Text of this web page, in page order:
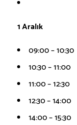
1 Aralık
09:00 –
10:30 – 11:00
11:00 –
12:30 – 14:00
14:00 –